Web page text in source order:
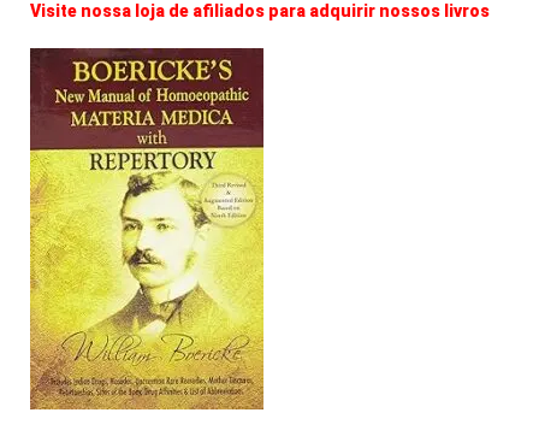
Visite nossa loja de afiliados para adquirir nossos livros